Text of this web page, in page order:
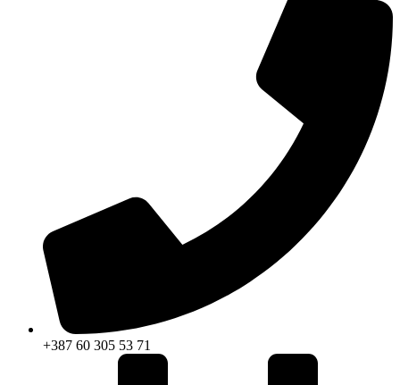
+387 60 305 53 71